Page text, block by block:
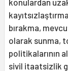
konulardan
bırakma,
olarak sunma,
politikalarının
sivil itaatsizlik